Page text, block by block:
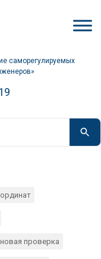
саморегулируемых
проверка